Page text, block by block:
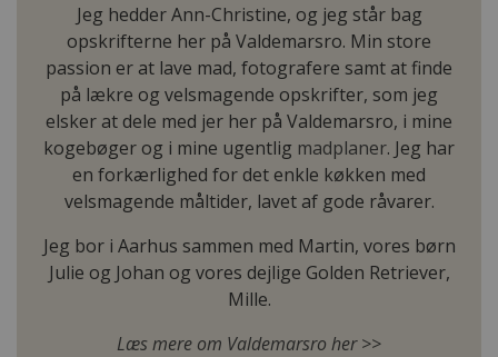
Jeg hedder Ann-Christine, og jeg står bag
opskrifterne her på Valdemarsro. Min store
passion er at lave mad, fotografere samt at finde
på lækre og velsmagende opskrifter, som jeg
elsker at dele med jer her på Valdemarsro, i mine
kogebøger og i mine ugentlig madplaner. Jeg har
en forkærlighed for det enkle køkken med
velsmagende måltider, lavet af gode råvarer.
Jeg bor i Aarhus sammen med Martin, vores børn
Julie og Johan og vores dejlige Golden Retriever,
Mille.
Læs mere om Valdemarsro her >>